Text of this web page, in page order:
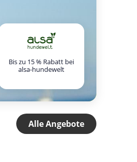
Bis zu 15 % Rabatt bei
alsa-hundewelt
Alle Angebote